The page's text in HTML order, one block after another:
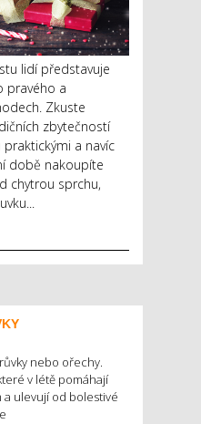
lidí představuje
pravého a
Zkuste
zbytečností
a navíc
době nakoupíte
chytrou sprchu,
nebo ořechy.
v létě pomáhají
ulevují od bolestivé